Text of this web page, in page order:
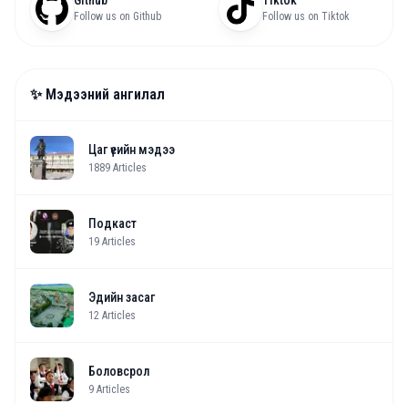
Follow us on Github Follow us on Tiktok
✨ Мэдээний ангилал
Цаг үеийн мэдээ
1889 Articles
Подкаст
19 Articles
Эдийн засаг
12 Articles
Боловсрол
9 Articles